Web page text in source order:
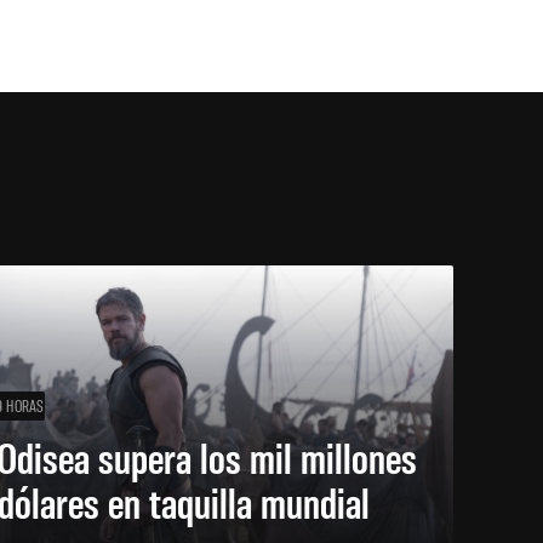
HORAS
supera los mil millones
en taquilla mundial